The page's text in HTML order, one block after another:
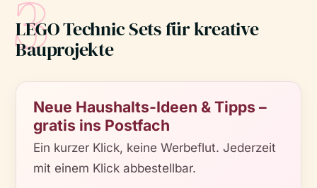
3
LEGO Technic Sets für kreative
Bauprojekte
Neue Haushalts-Ideen & Tipps –
gratis ins Postfach
Ein kurzer Klick, keine Werbeflut. Jederzeit
mit einem Klick abbestellbar.